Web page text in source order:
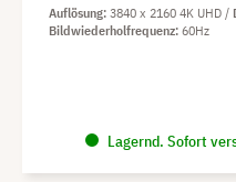
Lagernd. Sofort
Auflösung 3840 x 2160 4K UHD
Bildwiederholfrequenz 60Hz